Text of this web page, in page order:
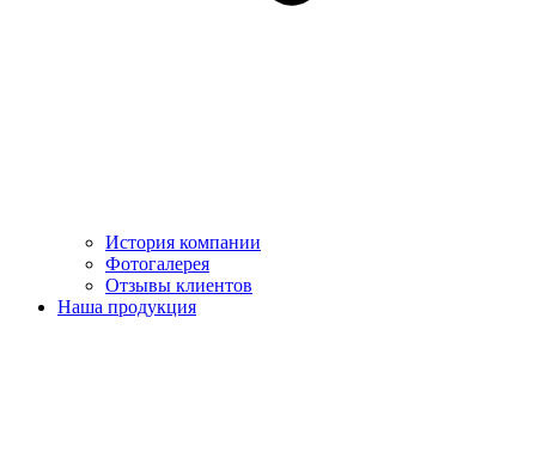
История компании
Фотогалерея
Отзывы клиентов
Наша продукция